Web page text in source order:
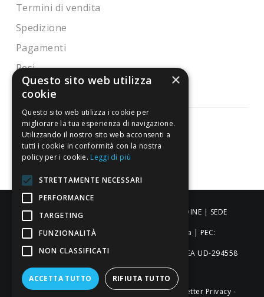
Termini di vendita
Spedizione
Pagamenti
Resi
Pagamenti sicuri
Credits-Privacy & Cookie Policy-Newsletter Privacy -
ALDIGIÙ S.R.L. | Via Cortazzis 15 33100 - UDINE | SEDE
OPERATIVA: Via del Progresso 3 - Padova | PEC:
aldigiusrl@pec.it | C.F. e P.IVA 02873920306 REA UD-294558
Capitale sociale: € 27.086,97
×
Questo sito web utilizza
cookie
Questo sito web utilizza i cookie per
migliorare la tua esperienza di navigazione.
Utilizzando il nostro sito web acconsenti a
tutti i cookie in conformità con la nostra
policy per i cookie. Leggi di più
STRETTAMENTE NECESSARI
PERFORMANCE
TARGETING
FUNZIONALITÀ
NON CLASSIFICATI
ACCETTA TUTTO RIFIUTA TUTTO